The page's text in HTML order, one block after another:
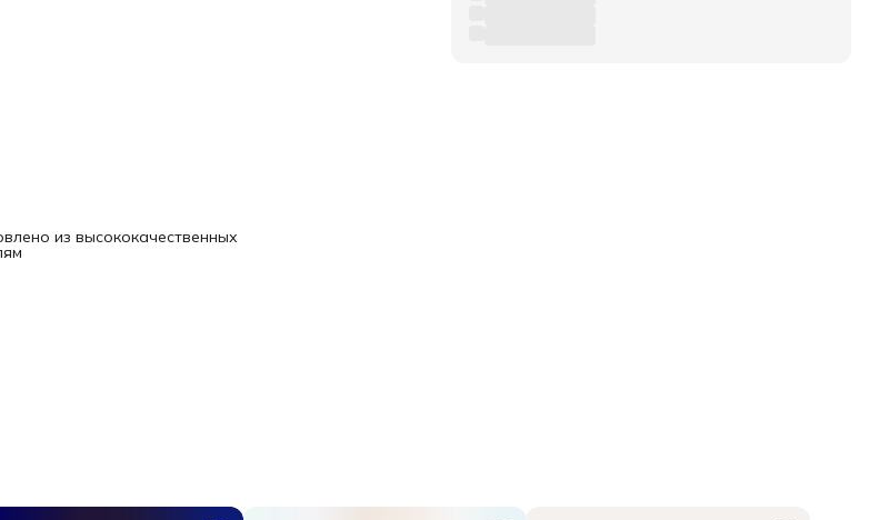
из высококачественных